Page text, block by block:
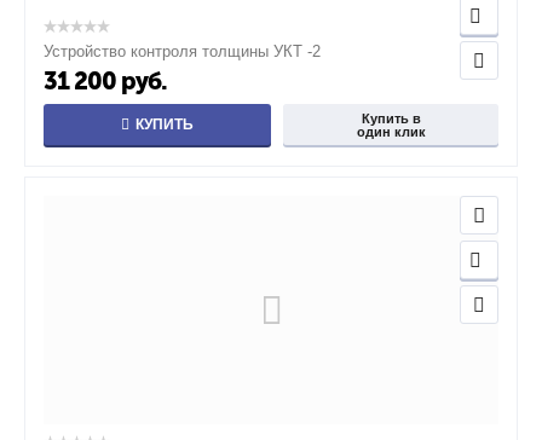
Устройство контроля толщины УКТ -2
31 200 руб.
КУПИТЬ
Купить в
один клик